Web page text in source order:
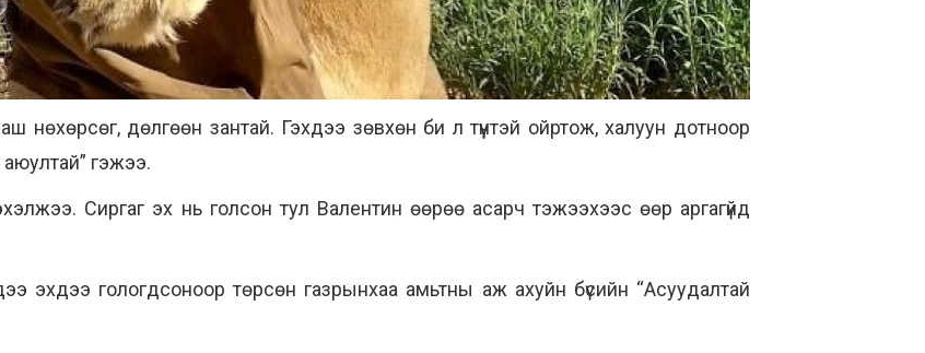
нөхөрсөг, дөлгөөн зантай. Гэхдээ зөвхөн би л түүнтэй ойртож, халуун дотноор
аюултай” гэжээ.
Сиргаг эх нь голсон тул Валентин өөрөө асарч тэжээхээс өөр аргагүйд
эхдээ гологдсоноор төрсөн газрынхаа амьтны аж ахуйн бүсийн “Асуудалтай